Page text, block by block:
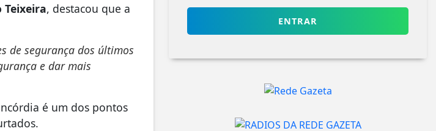
Teixeira, destacou que a
de segurança dos últimos
e dar mais
é um dos pontos
ENTRAR